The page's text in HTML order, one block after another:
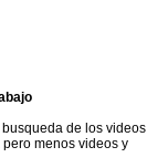
de los videos
menos videos y